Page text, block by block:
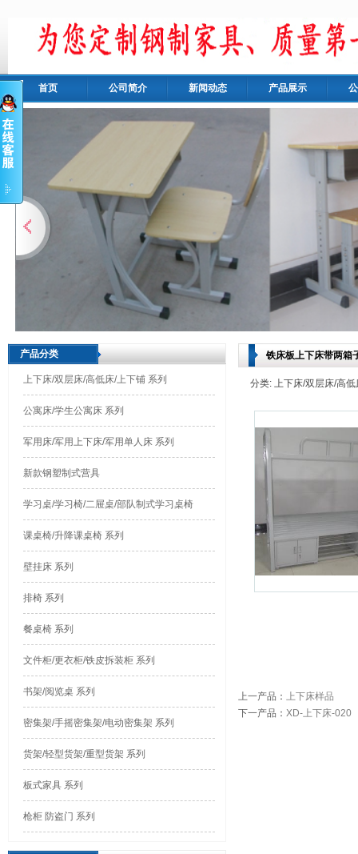
首页 公司简介 新闻动态 产品展示
产品分类
上下床/双层床/高低床/上下铺 系列
公寓床/学生公寓床 系列
军用床/军用上下床/军用单人床 系列
新款钢塑制式营具
学习桌/学习椅/二屉桌/部队制式学习桌椅
课桌椅/升降课桌椅 系列
壁挂床 系列
排椅 系列
餐桌椅 系列
文件柜/更衣柜/铁皮拆装柜 系列
书架/阅览桌 系列
密集架/手摇密集架/电动密集架 系列
货架/轻型货架/重型货架 系列
板式家具 系列
枪柜 防盗门 系列
铁床板上下床带两箱
分类: 上下床/双层床/高
上一产品 ： 上下床样品
下一产品 ： XD-上下床-020